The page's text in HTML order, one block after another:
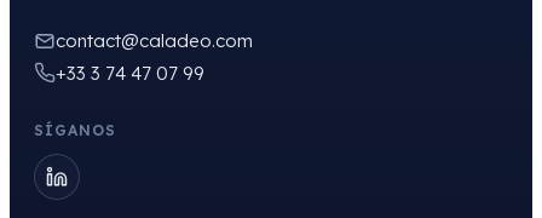
contact@caladeo.com
+33 3 74 47 07 99
SÍGANOS